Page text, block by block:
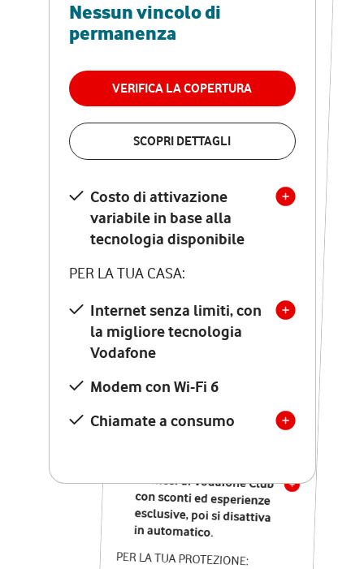
Nessun vincolo di
permanenza
VERIFICA LA COPERTURA
SCOPRI DETTAGLI
Costo di attivazione
variabile in base alla
tecnologia disponibile
PER LA TUA CASA:
Internet senza limiti, con
la migliore tecnologia
Vodafone
Modem con Wi-Fi 6
Chiamate a consumo
RETE FISSA + VODAFONE CLUB
29,95€
permanenza
VERIFICA LA COPERTURA
Costo di attivazione
variabile in base alla
tecnologia disponibile
PER LA TUA CASA:
Internet senza limiti, con
la migliore tecnologia
Vodafone
Modem Seven con Wi-Fi 7
Chiamate illimitate verso
numeri fissi e mobili
nazionali
12 mesi di Vodafone Club
con sconti ed esperienze
esclusive, poi si disattiva
in automatico.
PER LA TUA PROTEZIONE: